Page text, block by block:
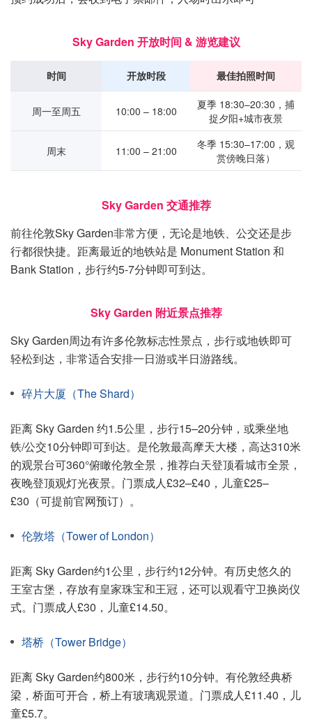
Sky Garden 开放时间 & 游览建议
时间 开放时段 最佳拍照时间
周一至周五 10:00 – 18:00
夏季 18:30–20:30，捕
捉夕阳+城市夜景
周末 11:00 – 21:00
冬季 15:30–17:00，观
赏傍晚日落）
Sky Garden 交通推荐
前往伦敦Sky Garden非常方便，无论是地铁、公交还是步
行都很快捷。距离最近的地铁站是 Monument Station 和
Bank Station，步行约5-7分钟即可到达。
Sky Garden 附近景点推荐
Sky Garden周边有许多伦敦标志性景点，步行或地铁即可
轻松到达，非常适合安排一日游或半日游路线。
碎片大厦（The Shard）
距离 Sky Garden 约1.5公里，步行15–20分钟，或乘坐地
铁/公交10分钟即可到达。是伦敦最高摩天大楼，高达310米
的观景台可360°俯瞰伦敦全景，推荐白天登顶看城市全景，
夜晚登顶观灯光夜景。门票成人£32–£40，儿童£25–
£30（可提前官网预订）。
伦敦塔（Tower of London）
距离 Sky Garden约1公里，步行约12分钟。有历史悠久的
王室古堡，存放有皇家珠宝和王冠，还可以观看守卫换岗仪
式。门票成人£30，儿童£14.50。
塔桥（Tower Bridge）
距离 Sky Garden约800米，步行约10分钟。有伦敦经典桥
梁，桥面可开合，桥上有玻璃观景道。门票成人£11.40，儿
童£5.7。